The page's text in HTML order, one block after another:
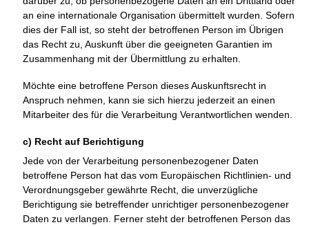
an eine internationale Organisation übermittelt wurden. Sofern
dies der Fall ist, so steht der betroffenen Person im Übrigen
das Recht zu, Auskunft über die geeigneten Garantien im
Zusammenhang mit der Übermittlung zu erhalten.
Möchte eine betroffene Person dieses Auskunftsrecht in
Anspruch nehmen, kann sie sich hierzu jederzeit an einen
Mitarbeiter des für die Verarbeitung Verantwortlichen wenden.
c) Recht auf Berichtigung
Jede von der Verarbeitung personenbezogener Daten
betroffene Person hat das vom Europäischen Richtlinien- und
Verordnungsgeber gewährte Recht, die unverzügliche
Berichtigung sie betreffender unrichtiger personenbezogener
Daten zu verlangen. Ferner steht der betroffenen Person das